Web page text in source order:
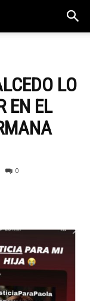
LO
EN EL
0